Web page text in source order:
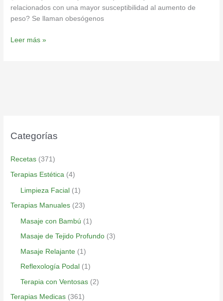
relacionados con una mayor susceptibilidad al aumento de
peso? Se llaman obesógenos
Leer más »
Categorías
Recetas (371)
Terapias Estética (4)
Limpieza Facial (1)
Terapias Manuales (23)
Masaje con Bambú (1)
Masaje de Tejido Profundo (3)
Masaje Relajante (1)
Reflexología Podal (1)
Terapia con Ventosas (2)
Terapias Medicas (361)